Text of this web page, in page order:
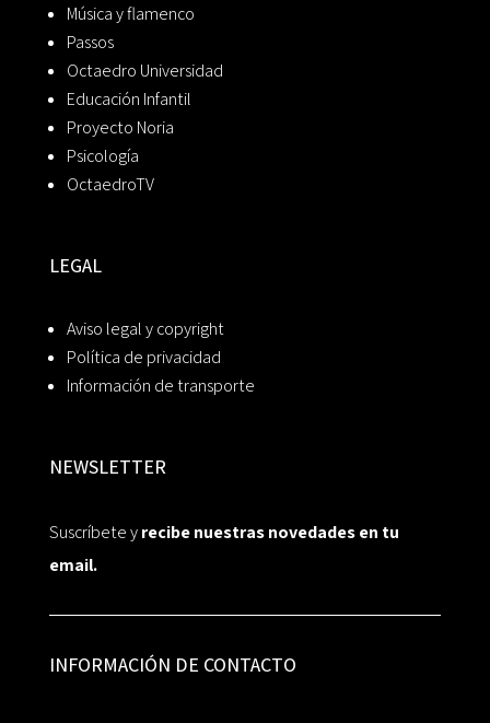
Música y flamenco
Passos
Octaedro Universidad
Educación Infantil
Proyecto Noria
Psicología
OctaedroTV
LEGAL
Aviso legal y copyright
Política de privacidad
Información de transporte
NEWSLETTER
Suscríbete yrecibe nuestras novedades en tu
email.
INFORMACIÓN DE CONTACTO